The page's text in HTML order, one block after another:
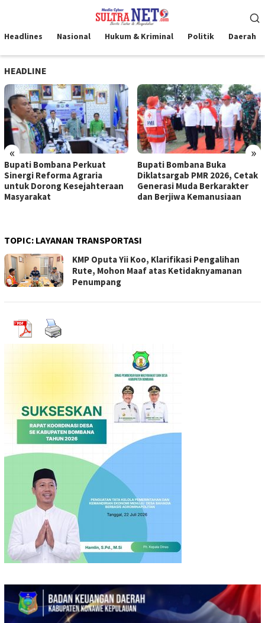
kontenMobile
Headlines Nasional Hukum & Kriminal Politik Daerah
HEADLINE
« »
Bupati Bombana Perkuat
Sinergi Reforma Agraria
untuk Dorong Kesejahteraan
Masyarakat
Bupati Bombana Buka
Diklatsargab PMR 2026, Cetak
Generasi Muda Berkarakter
dan Berjiwa Kemanusiaan
TOPIC: LAYANAN TRANSPORTASI
KMP Oputa Yii Koo, Klarifikasi Pengalihan
Rute, Mohon Maaf atas Ketidaknyamanan
Penumpang